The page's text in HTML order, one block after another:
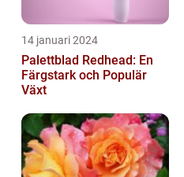
14 januari 2024
Palettblad Redhead: En
Färgstark och Populär
Växt